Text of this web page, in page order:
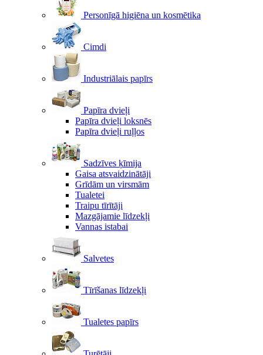
Personīgā higiēna un kosmētika
Cimdi
Industriālais papīrs
Papīra dvieļi
Papīra dvieļi loksnēs
Papīra dvieļi ruļļos
Sadzīves ķīmija
Gaisa atsvaidzinātāji
Grīdām un virsmām
Tualetei
Traipu tīrītāji
Mazgājamie līdzekļi
Vannas istabai
Salvetes
Tīrīšanas līdzekļi
Tualetes papīrs